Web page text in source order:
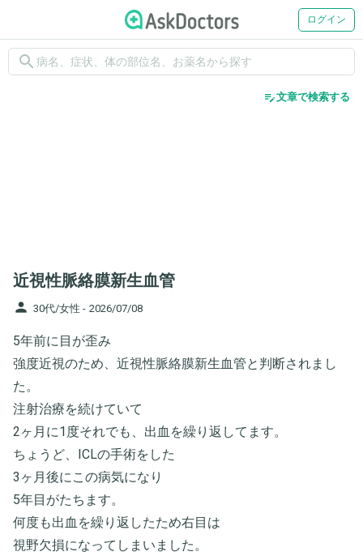
ログイン
search
edit_note文章で検索する
近視性脈絡膜新生血管
person 30代/女性 - 2026/07/08
5年前に目が歪み
強度近視のため、近視性脈絡膜新生血管と判断されまし
た。
注射治療を続けていて
2ヶ月に1度それでも、出血を繰り返してます。
ちょうど、ICLの手術をした
3ヶ月後にこの病気になり
5年目がたちます。
何度も出血を繰り返したため右目は
視野欠損になってしまいました。